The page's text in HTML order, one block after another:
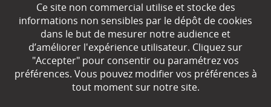
EN SAVOIR
Qui sommes-nous ?
Partenaires
Ce site non commercial utilise et stocke des
informations non sensibles par le dépôt de cookies
dans le but de mesurer notre audience et
d’améliorer l'expérience utilisateur. Cliquez sur
"Accepter" pour consentir ou paramétrez vos
préférences. Vous pouvez modifier vos préférences à
tout moment sur notre site.